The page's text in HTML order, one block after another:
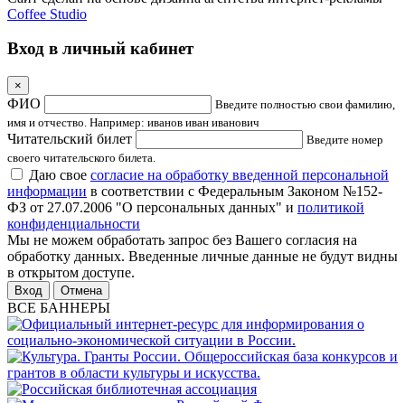
Coffee Studio
Вход в личный кабинет
×
ФИО
Введите полностью свои фамилию,
имя и отчество. Например: иванов иван иванович
Читательский билет
Введите номер
своего читательского билета.
Даю свое согласие на обработку введенной персональной
информации в соответствии с Федеральным Законом №152-
ФЗ от 27.07.2006 "О персональных данных" и политикой
конфиденциальности
Мы не можем обработать запрос без Вашего согласия на
обработку данных. Введенные личные данные не будут видны
в открытом доступе.
Отмена
ВСЕ БАННЕРЫ